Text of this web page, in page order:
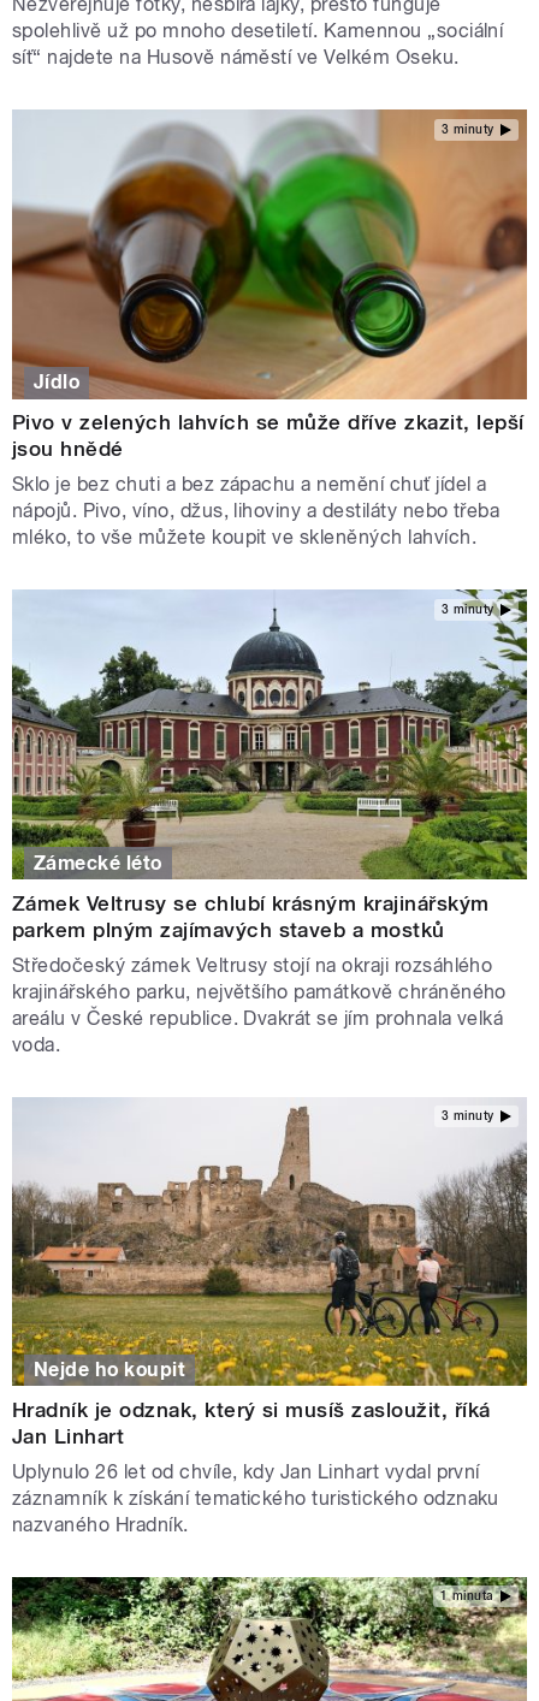
spolehlivě už po mnoho desetiletí. Kamennou „sociální
síť“ najdete na Husově náměstí ve Velkém Oseku.
3 minuty
Jídlo
Pivo v zelených lahvích se může dříve zkazit, lepší
jsou hnědé
Sklo je bez chuti a bez zápachu a nemění chuť jídel a
nápojů. Pivo, víno, džus, lihoviny a destiláty nebo třeba
mléko, to vše můžete koupit ve skleněných lahvích.
3 minuty
Zámecké léto
Zámek Veltrusy se chlubí krásným krajinářským
parkem plným zajímavých staveb a mostků
Středočeský zámek Veltrusy stojí na okraji rozsáhlého
krajinářského parku, největšího památkově chráněného
areálu v České republice. Dvakrát se jím prohnala velká
voda.
3 minuty
Nejde ho koupit
Hradník je odznak, který si musíš zasloužit, říká
Jan Linhart
Uplynulo 26 let od chvíle, kdy Jan Linhart vydal první
záznamník k získání tematického turistického odznaku
nazvaného Hradník.
1 minuta